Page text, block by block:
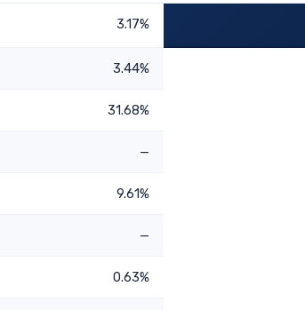
3.17%
3.44%
31.68%
—
9.61%
—
0.63%